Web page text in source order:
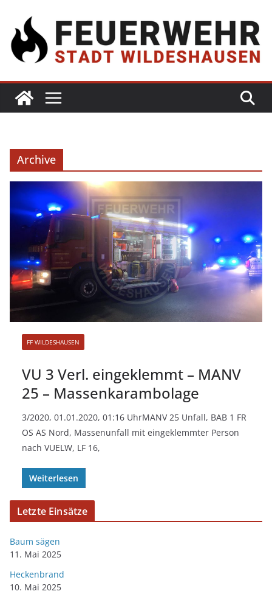
Archive
FF WILDESHAUSEN
VU 3 Verl. eingeklemmt – MANV
25 – Massenkarambolage
3/2020, 01.01.2020, 01:16 UhrMANV 25 Unfall, BAB 1 FR
OS AS Nord, Massenunfall mit eingeklemmter Person
nach VUELW, LF 16,
Weiterlesen
Letzte Einsätze
Baum sägen
11. Mai 2025
Heckenbrand
10. Mai 2025